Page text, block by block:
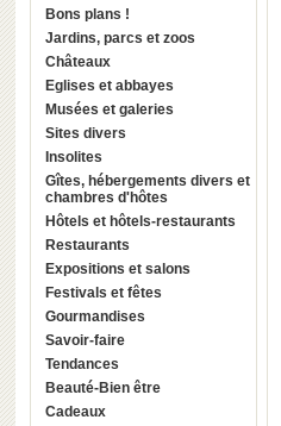
Bons plans !
Jardins, parcs et zoos
Châteaux
Eglises et abbayes
Musées et galeries
Sites divers
Insolites
Gîtes, hébergements divers et
chambres d'hôtes
Hôtels et hôtels-restaurants
Restaurants
Expositions et salons
Festivals et fêtes
Gourmandises
Savoir-faire
Tendances
Beauté-Bien être
Cadeaux